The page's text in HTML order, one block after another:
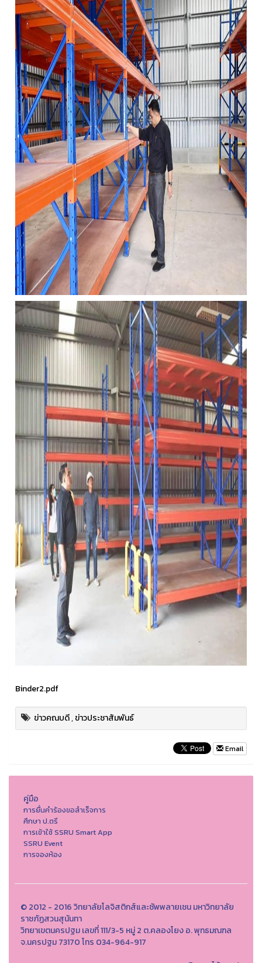
Binder2.pdf
ข่าวคณบดี,ข่าวประชาสัมพันธ์
Email
คู่มือ
การยื่นคำร้องขอสำเร็จการ
ศึกษา ป.ตรี
การเข้าใช้ SSRU Smart App
SSRU Event
การจองห้อง
© 2012 - 2016 วิทยาลัยโลจิสติกส์และซัพพลายเชน มหาวิทยาลัย
ราชภัฏสวนสุนันทา
วิทยาเขตนครปฐม เลขที่ 111/3-5 หมู่ 2 ต.คลองโยง อ. พุทธมณฑล
จ.นครปฐม 73170 โทร 034-964-917